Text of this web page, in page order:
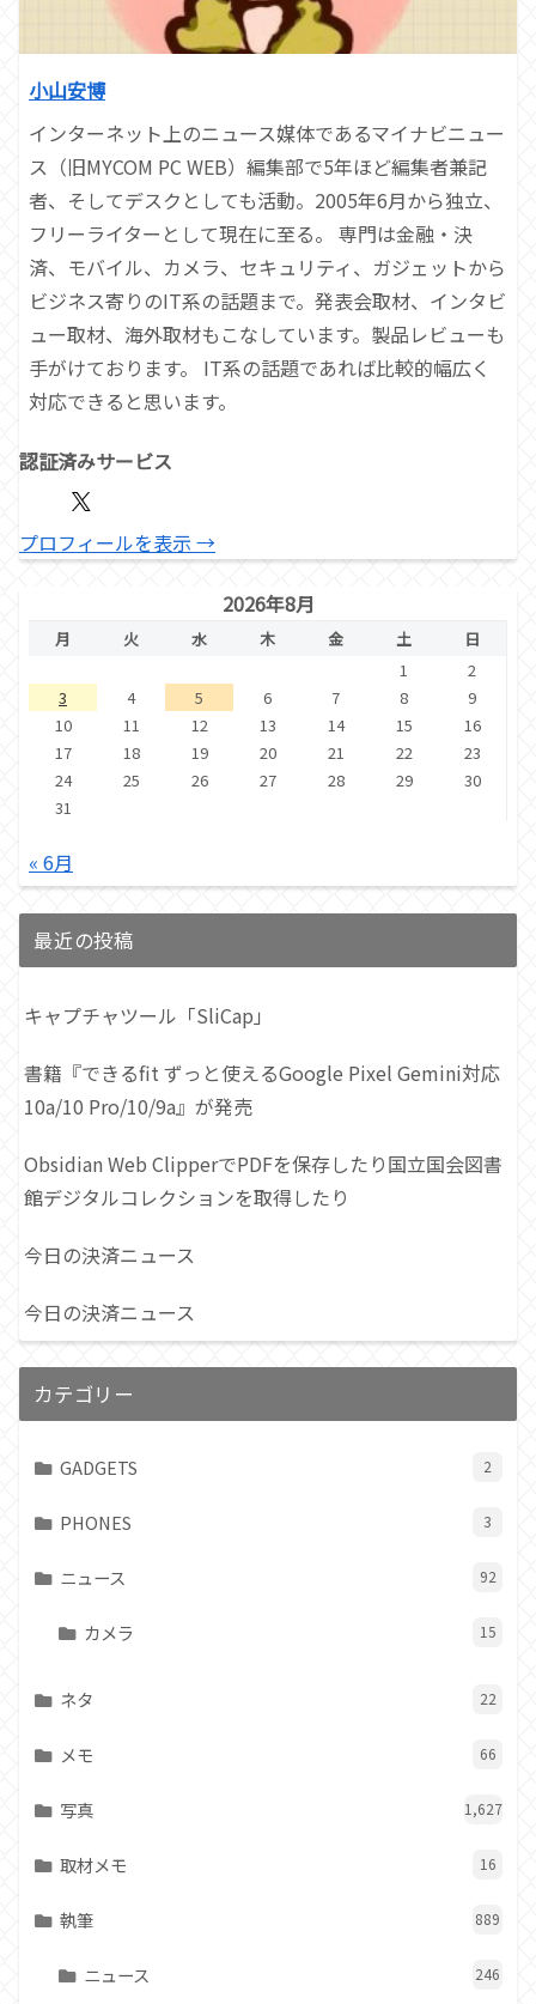
小山安博
インターネット上のニュース媒体であるマイナビニュー
ス（旧MYCOM PC WEB）編集部で5年ほど編集者兼記
者、そしてデスクとしても活動。2005年6月から独立、
フリーライターとして現在に至る。 専門は金融・決
済、モバイル、カメラ、セキュリティ、ガジェットから
ビジネス寄りのIT系の話題まで。発表会取材、インタビ
ュー取材、海外取材もこなしています。製品レビューも
手がけております。 IT系の話題であれば比較的幅広く
対応できると思います。
認証済みサービス
プロフィールを表示 →
2026年8月
月 火 水 木 金 土
日
1
2
3
4 5 6 7 8
9
10
11 12 13 14 15
16
17
18 19 20 21 22
23
24
25 26 27 28 29
30
31
« 6月
最近の投稿
キャプチャツール「SliCap」
書籍『できるfit ずっと使えるGoogle Pixel Gemini対応
10a/10 Pro/10/9a』が発売
Obsidian Web ClipperでPDFを保存したり国立国会図書
館デジタルコレクションを取得したり
今日の決済ニュース
今日の決済ニュース
カテゴリー
GADGETS 2
PHONES 3
ニュース 92
カメラ 15
ネタ 22
メモ 66
写真 1,627
取材メモ 16
執筆 889
ニュース 246